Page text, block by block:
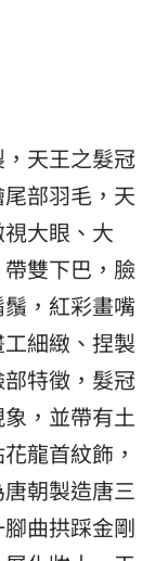
天王之髮冠
部羽毛，天
大眼、大
雙下巴，臉
，紅彩畫嘴
細緻、捏製
特徵，髮冠
，並帶有土
龍首紋飾，
朝製造唐三
曲拱踩金剛